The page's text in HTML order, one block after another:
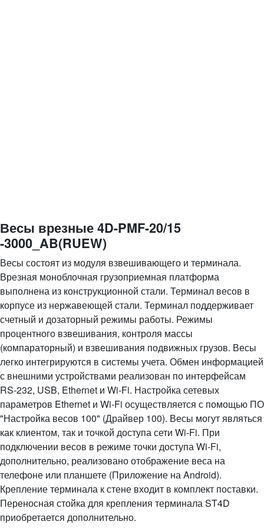
Весы врезные 4D-PMF-20/15
-3000_AB(RUEW)
Весы состоят из модуля взвешивающего и терминала.
Врезная моноблочная грузоприемная платформа
выполнена из конструкционной стали. Терминал весов в
корпусе из нержавеющей стали. Терминал поддерживает
счетный и дозаторный режимы работы. Режимы
процентного взвешивания, контроля массы
(компараторный) и взвешивания подвижных грузов. Весы
легко интегрируются в системы учета. Обмен информацией
с внешними устройствами реализован по интерфейсам
RS-232, USB, Ethernet и Wi-Fi. Настройка сетевых
параметров Ethernet и Wi-Fi осуществляется с помощью ПО
"Настройка весов 100" (Драйвер 100). Весы могут являться
как клиентом, так и точкой доступа сети Wi-Fi. При
подключении весов в режиме точки доступа Wi-Fi,
дополнительно, реализовано отображение веса на
телефоне или планшете (Приложение на Android).
Крепление терминала к стене входит в комплект поставки.
Переносная стойка для крепления терминала ST4D
приобретается дополнительно.